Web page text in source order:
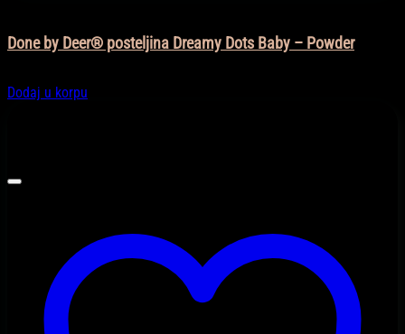
Done by Deer® posteljina Dreamy Dots Baby – Powder
Dodaj u korpu